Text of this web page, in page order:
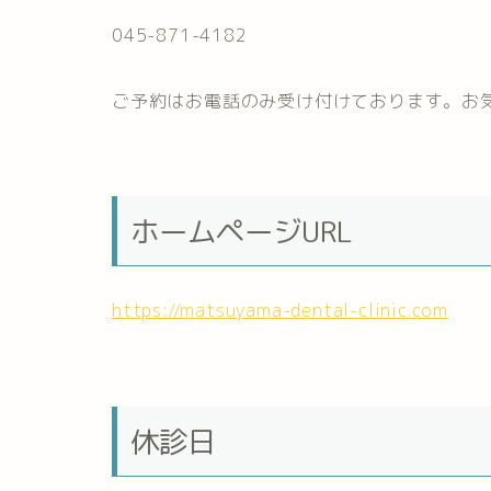
045-871-4182
ご予約はお電話のみ受け付けております。お
ホームページURL
https://matsuyama-dental-clinic.com
休診日